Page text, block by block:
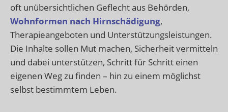
oft unübersichtlichen Geflecht aus Behörden,
Wohnformen nach Hirnschädigung,
Therapieangeboten und Unterstützungsleistungen.
Die Inhalte sollen Mut machen, Sicherheit vermitteln
und dabei unterstützen, Schritt für Schritt einen
eigenen Weg zu finden – hin zu einem möglichst
selbst bestimmtem Leben.